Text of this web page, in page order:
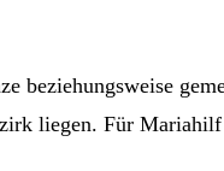
beziehungsweise
liegen. Für Mariahilf